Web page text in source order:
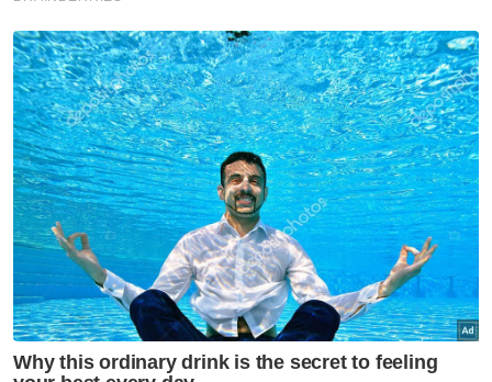
Meninggal Dunia
Anak
Artikel Disyorkan
Semasa
Di mana Dhia Zahraaxavieta
Neelopher?